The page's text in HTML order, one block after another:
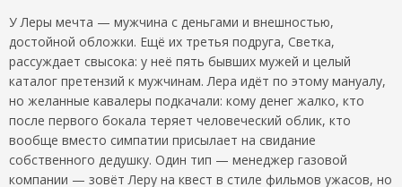
У Леры мечта — мужчина с деньгами и внешностью,
достойной обложки. Ещё их третья подруга, Светка,
рассуждает свысока: у неё пять бывших мужей и целый
каталог претензий к мужчинам. Лера идёт по этому мануалу,
но желанные кавалеры подкачали: кому денег жалко, кто
после первого бокала теряет человеческий облик, кто
вообще вместо симпатии присылает на свидание
собственного дедушку. Один тип — менеджер газовой
компании — зовёт Леру на квест в стиле фильмов ужасов, но